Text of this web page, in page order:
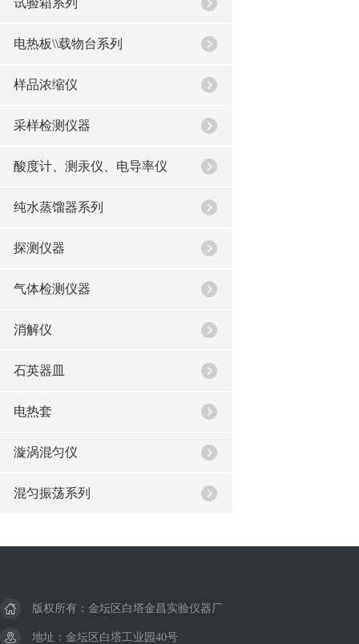
试验箱系列
电热板\\载物台系列
样品浓缩仪
采样检测仪器
酸度计、测汞仪、电导率仪
纯水蒸馏器系列
探测仪器
气体检测仪器
消解仪
石英器皿
电热套
漩涡混匀仪
混匀振荡系列
版权所有：金坛区白塔金昌实验仪器厂
地址：金坛区白塔工业园40号